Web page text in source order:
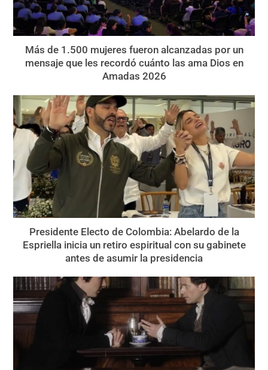
Más de 1.500 mujeres fueron alcanzadas por un
mensaje que les recordó cuánto las ama Dios en
Amadas 2026
Presidente Electo de Colombia: Abelardo de la
Espriella inicia un retiro espiritual con su gabinete
antes de asumir la presidencia